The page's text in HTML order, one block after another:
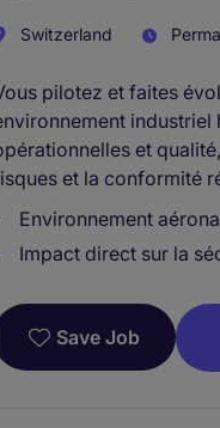
Switzerland
pilotez et faites
industriel
et
et la conformité
Environnement
Impact direct sur la
Save Job